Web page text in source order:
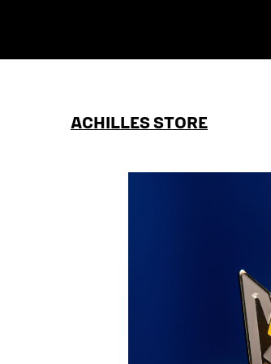
ACHILLES STORE